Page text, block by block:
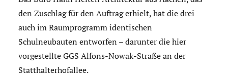
den Zuschlag für den Auftrag erhielt, hat die drei
auch im Raumprogramm identischen
Schulneubauten entworfen – darunter die hier
vorgestellte GGS Alfons-Nowak-Straße an der
Statthalterhofallee.